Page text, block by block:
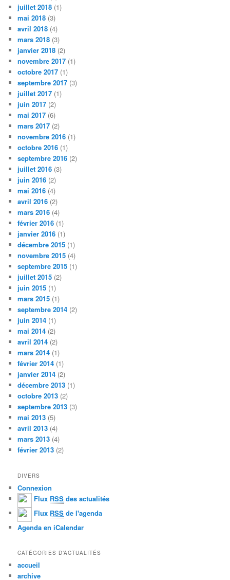
juillet 2018 (1)
mai 2018 (3)
avril 2018 (4)
mars 2018 (3)
janvier 2018 (2)
novembre 2017 (1)
octobre 2017 (1)
septembre 2017 (3)
juillet 2017 (1)
juin 2017 (2)
mai 2017 (6)
mars 2017 (2)
novembre 2016 (1)
octobre 2016 (1)
septembre 2016 (2)
juillet 2016 (3)
juin 2016 (2)
mai 2016 (4)
avril 2016 (2)
mars 2016 (4)
février 2016 (1)
janvier 2016 (1)
décembre 2015 (1)
novembre 2015 (4)
septembre 2015 (1)
juillet 2015 (2)
juin 2015 (1)
mars 2015 (1)
septembre 2014 (2)
juin 2014 (1)
mai 2014 (2)
avril 2014 (2)
mars 2014 (1)
février 2014 (1)
janvier 2014 (2)
décembre 2013 (1)
octobre 2013 (2)
septembre 2013 (3)
mai 2013 (5)
avril 2013 (4)
mars 2013 (4)
février 2013 (2)
DIVERS
Connexion
Flux RSS des actualités
Flux RSS de l'agenda
Agenda en iCalendar
CATÉGORIES D’ACTUALITÉS
accueil
archive